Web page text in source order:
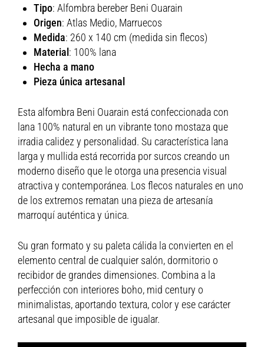
Tipo: Alfombra bereber Beni Ouarain
Origen: Atlas Medio, Marruecos
Medida: 260 x 140 cm (medida sin flecos)
Material : 100% lana
Hecha a mano
Pieza única artesanal
Esta alfombra Beni Ouarain está confeccionada con
lana 100% natural en un vibrante tono mostaza que
irradia calidez y personalidad. Su característica lana
larga y mullida está recorrida por surcos creando un
moderno diseño que le otorga una presencia visual
atractiva y contemporánea. Los flecos naturales en uno
de los extremos rematan una pieza de artesanía
marroquí auténtica y única.
Su gran formato y su paleta cálida la convierten en el
elemento central de cualquier salón, dormitorio o
recibidor de grandes dimensiones. Combina a la
perfección con interiores boho, mid century o
minimalistas, aportando textura, color y ese carácter
artesanal que imposible de igualar.